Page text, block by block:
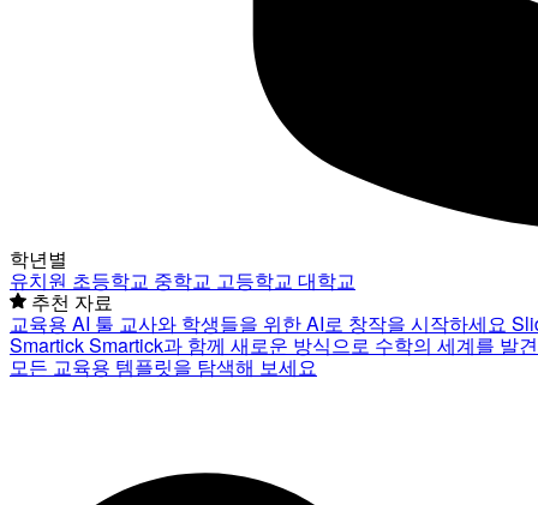
학년별
유치원 초등학교 중학교 고등학교 대학교
추천 자료
교육용 AI 툴 교사와 학생들을 위한 AI로 창작을 시작하세요
SmartickSmartick과 함께 새로운 방식으로 수학의 세계를 발
모든 교육용 템플릿을 탐색해 보세요